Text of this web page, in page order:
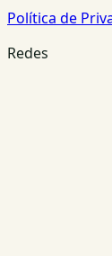
Política de
Redes